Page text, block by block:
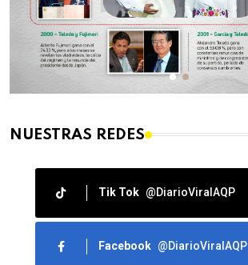
NUESTRAS REDES
Tik Tok @DiarioViralAQP
Facebook @DiarioViralAQP